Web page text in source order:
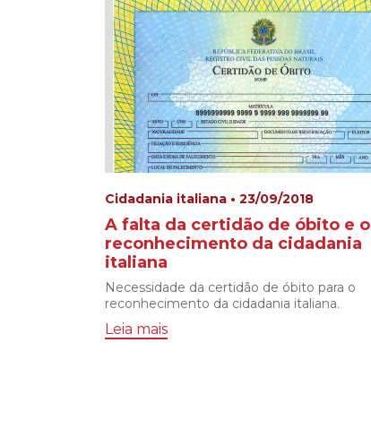
Cidadania italiana • 23/09/2018
A falta da certidão de óbito e o
reconhecimento da cidadania
italiana
Necessidade da certidão de óbito para o
reconhecimento da cidadania italiana.
Leia mais